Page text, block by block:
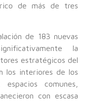
de más de tres
de 183 nuevas
la
estratégicos del
los interiores de los
comunes,
con escasa